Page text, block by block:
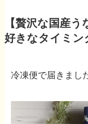
【贅沢な国産
好きなタイミン
冷凍便で届きまし